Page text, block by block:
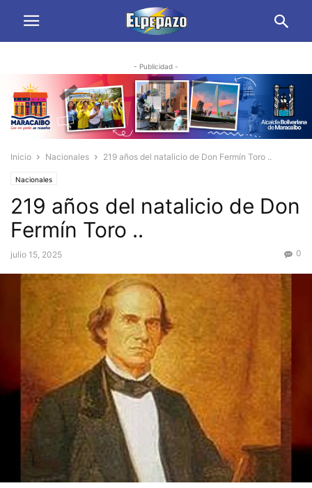
- Publicidad -
Inicio Nacionales 219 años del natalicio de Don Fermín Toro ..
Nacionales
219 años del natalicio de Don
Fermín Toro ..
julio 15, 2025 0